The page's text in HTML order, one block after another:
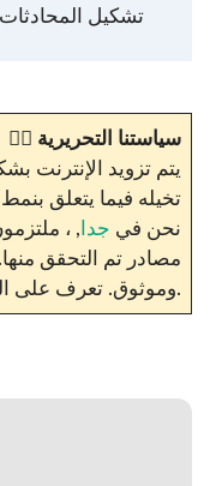
تشكيل
✍🏼 سياستنا التحريرية
يتم تزويد الإنترنت
تخيله فيما يتعلق بنمط
نحن في جدا , ،
مصادر تم التحقق
وموثوق. تعرف على.